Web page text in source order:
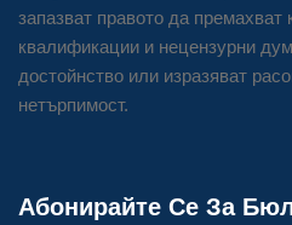
запазват правото да премахват
квалификации и нецензурни
достойнство или изразяват
нетърпимост.
Абонирайте Се За